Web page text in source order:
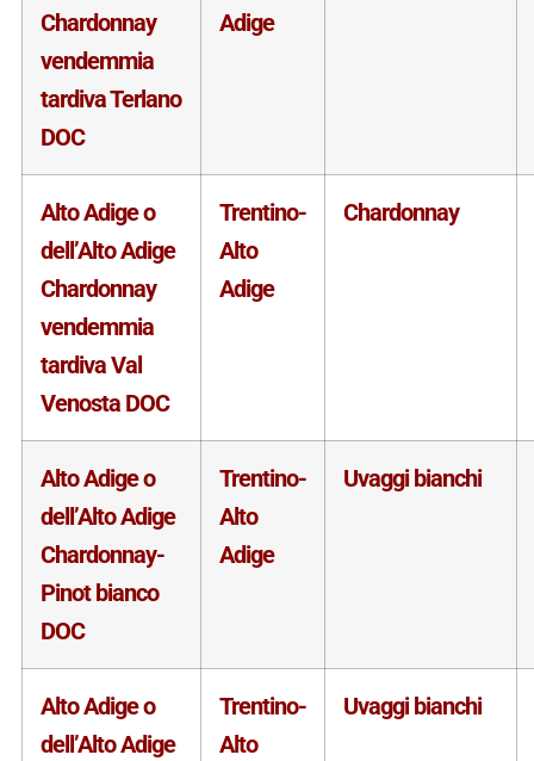
Chardonnay
vendemmia
tardiva Terlano
DOC
Adige
Alto Adige o
dell’Alto Adige
Chardonnay
vendemmia
tardiva Val
Venosta DOC
Trentino-
Alto
Adige
Chardonnay
Alto Adige o
dell’Alto Adige
Chardonnay-
Pinot bianco
DOC
Trentino-
Alto
Adige
Uvaggi bianchi
Alto Adige o
dell’Alto Adige
Trentino-
Alto
Uvaggi bianchi